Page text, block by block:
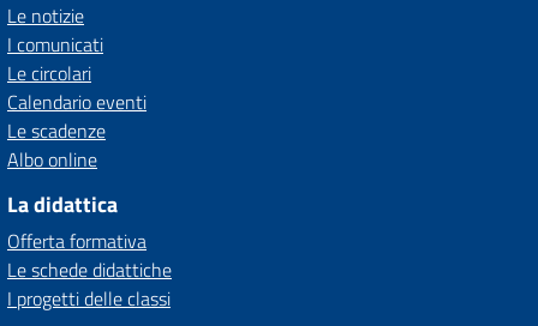
Le notizie
I comunicati
Le circolari
Calendario eventi
Le scadenze
Albo online
La didattica
Offerta formativa
Le schede didattiche
I progetti delle classi